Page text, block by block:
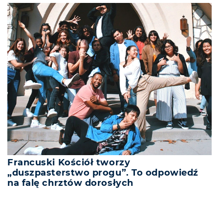
Francuski Kościół tworzy
„duszpasterstwo progu”. To odpowiedź
na falę chrztów dorosłych